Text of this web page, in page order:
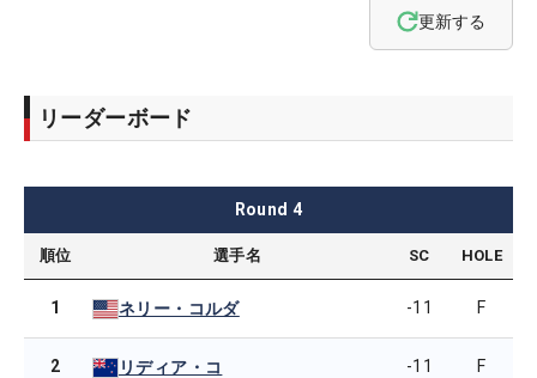
更新する
リーダーボード
Round 4
順位 選手名 SC HOLE
1 ネリー・コルダ -11 F
2 リディア・コ -11 F